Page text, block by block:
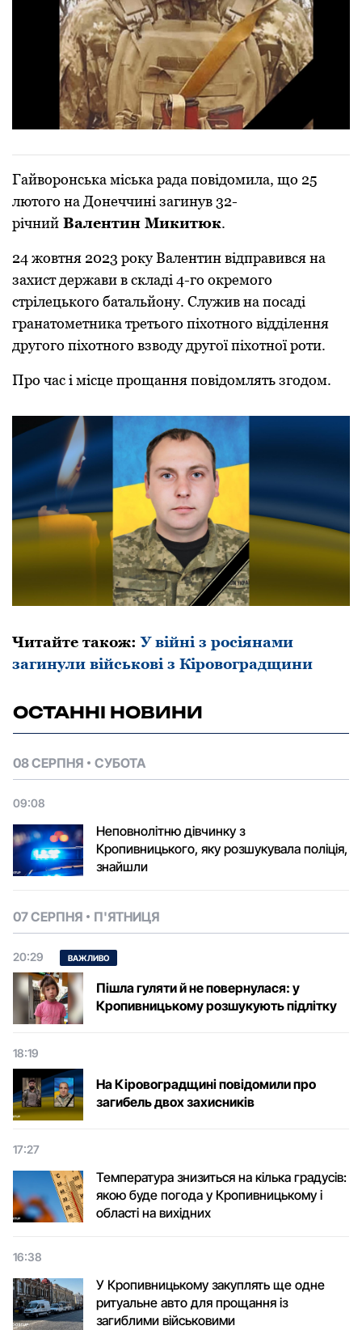
Гайворонська міська рада повідомила, що 25
лютого на Донеччині загинув 32-
річний Валентин Микитюк.
24 жовтня 2023 року Валентин відправився на
захист держави в складі 4-го окремого
стрілецького батальйону. Служив на посаді
гранатометника третього піхотного відділення
другого піхотного взводу другої піхотної роти.
Про час і місце прощання повідомлять згодом.
Читайте також:У війні з росіянами
загинули військові з Кіровоградщини
ОСТАННІ НОВИНИ
08 СЕРПНЯ СУБОТА
09:08
Неповнолітню дівчинку з
Кропивницького, яку розшукувала поліція,
знайшли
07 СЕРПНЯ П'ЯТНИЦЯ
20:29 ВАЖЛИВО
Пішла гуляти й не повернулася: у
Кропивницькому розшукують підлітку
18:19
На Кіровоградщині повідомили про
загибель двох захисників
17:27
Температура знизиться на кілька градусів:
якою буде погода у Кропивницькому і
області на вихідних
16:38
У Кропивницькому закуплять ще одне
ритуальне авто для прощання із
загиблими військовими